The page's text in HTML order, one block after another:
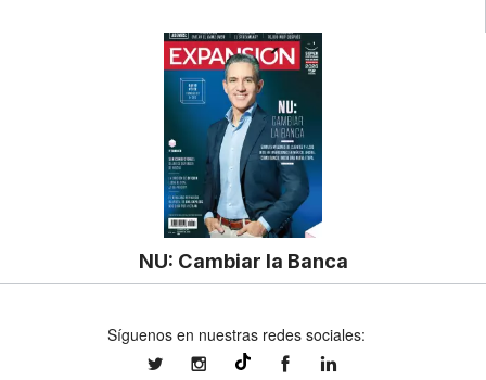
NU: Cambiar la Banca
Síguenos en nuestras redes sociales:
expansionmxexpansionmx ExpansionMex